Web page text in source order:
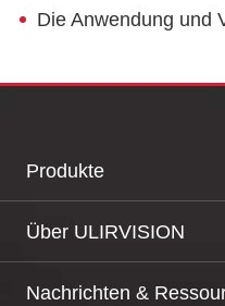
Die Anwendung und Vorteile von
Produkte
Über ULIRVISION
Nachrichten &